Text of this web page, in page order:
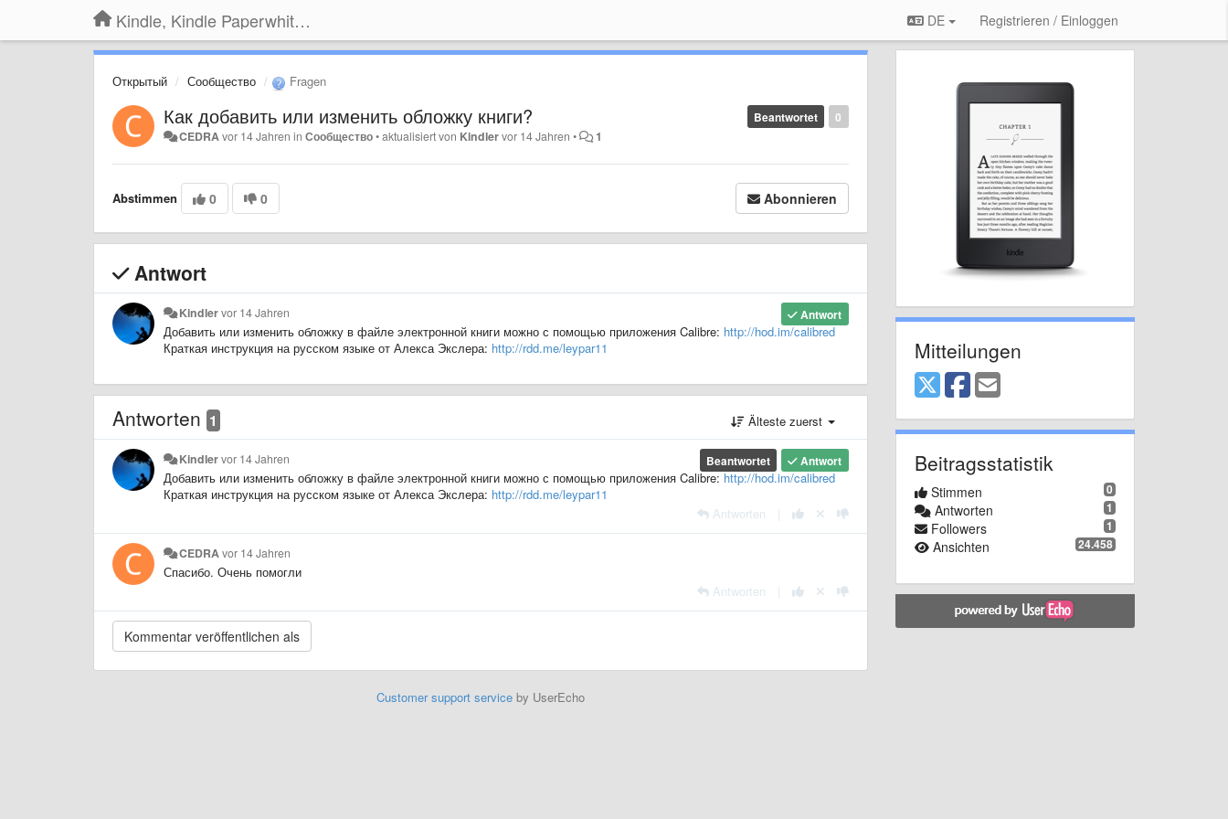
Kindle, Kindle Paperwhite, Kindle Voyage DE Registrieren / Einloggen
Открытый Сообщество Fragen
0
Beantwortet
Как добавить или изменить обложку книги?
CEDRA vor 14 Jahren inСообщество•aktualisiert von Kindlervor 14 Jahren • 1
Abstimmen 0 0 Abonnieren
Antwort
Antwort
Kindlervor 14 Jahren
Добавить или изменить обложку в файле электронной книги можно с помощью приложения Calibre: http://hod.im/calibred
Краткая инструкция на русском языке от Алекса Экслера: http://rdd.me/leypar11
Antworten 1 Älteste zuerst
Antwort
Beantwortet
Kindlervor 14 Jahren
Добавить или изменить обложку в файле электронной книги можно с помощью приложения Calibre:http://hod.im/calibred
Краткая инструкция на русском языке от Алекса Экслера: http://rdd.me/leypar11
Antworten
CEDRA vor 14 Jahren
Спасибо. Очень помогли
Antworten
Customer support serviceby UserEcho
Mitteilungen
Beitragsstatistik
0
Stimmen
1
Antworten
1
Followers
24.458
Ansichten